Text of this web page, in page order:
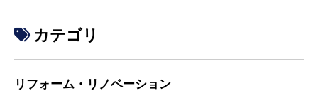
カテゴリ
リフォーム・リノベーション